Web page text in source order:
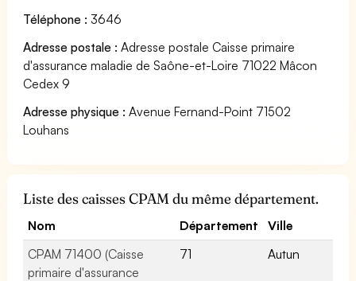
Téléphone : 3646
Adresse postale : Adresse postale Caisse primaire
d'assurance maladie de Saône-et-Loire 71022 Mâcon
Cedex 9
Adresse physique : Avenue Fernand-Point 71502
Louhans
Liste des caisses CPAM du même département.
Nom Département
Ville
CPAM 71400 (Caisse
primaire d'assurance
71 Autun